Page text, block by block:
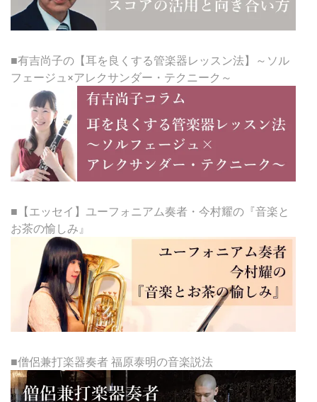
■有吉尚子の【耳を良くする管楽器レッスン法】～ソル
フェージュ×アレクサンダー・テクニーク～
■【エッセイ】ユーフォニアム奏者・今村耀の『音楽と
お茶の愉しみ』
■僧侶兼打楽器奏者 福原泰明の音楽説法